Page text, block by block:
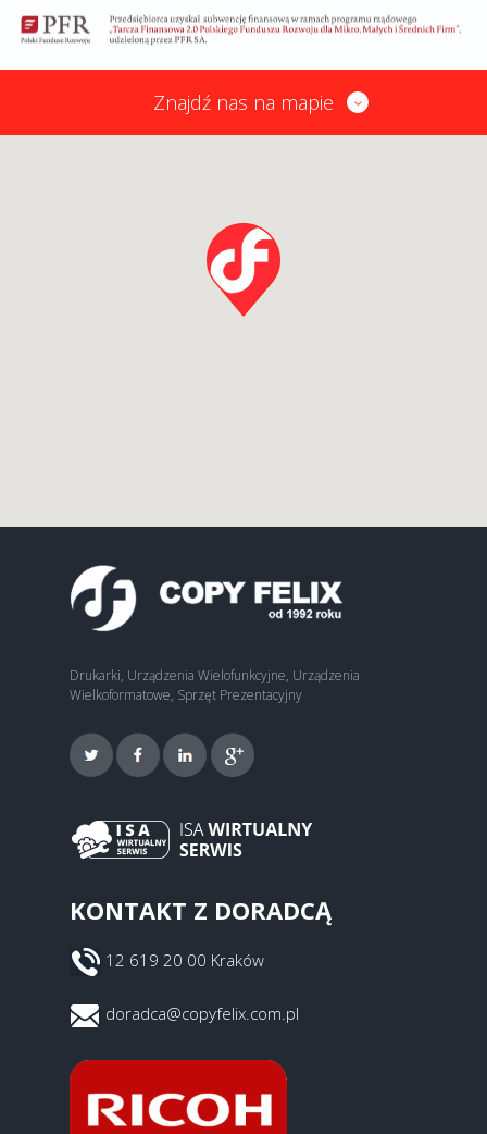
Znajdź nas na mapie
Drukarki, Urządzenia Wielofunkcyjne, Urządzenia
Wielkoformatowe, Sprzęt Prezentacyjny
KONTAKT Z DORADCĄ
12 619 20 00 Kraków
doradca@copyfelix.com.pl